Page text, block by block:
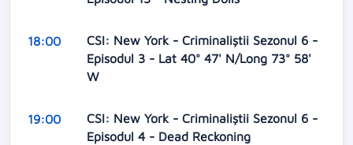
18:00
CSI: New York - Criminaliștii Sezonul 6 -
Episodul 3 - Lat 40° 47' N/Long 73° 58'
W
19:00
CSI: New York - Criminaliștii Sezonul 6 -
Episodul 4 - Dead Reckoning